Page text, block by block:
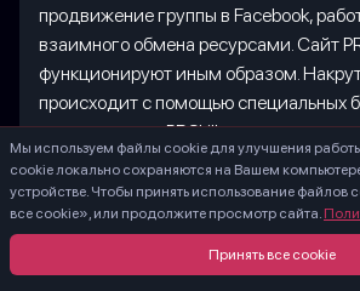
продвижение группы в Facebook,
взаимного обмена ресурсами. Сайт
функционируют иным образом.
происходит с помощью специальных
подписчики от PRSkill.ru не
Сам процесс накрутки предполагает
этапов:
Регистрация на сайте через
Мы используем файлы cookie для улучшения
cookie локально сохраняются на Вашем
устройстве. Чтобы принять использование файлов
все cookie», или продолжите просмотр сайта.
Принять все cookie